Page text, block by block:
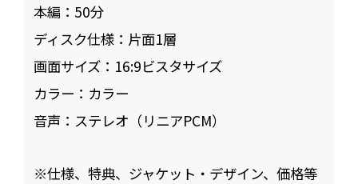
本編： 50
ディスク仕様： 片面1層
画面サイズ： 16:9ビスタサイズ
カラー： カラー
音声： ステレオ（リニアPCM）
※仕様、特典、ジャケット・デザイン、価格等